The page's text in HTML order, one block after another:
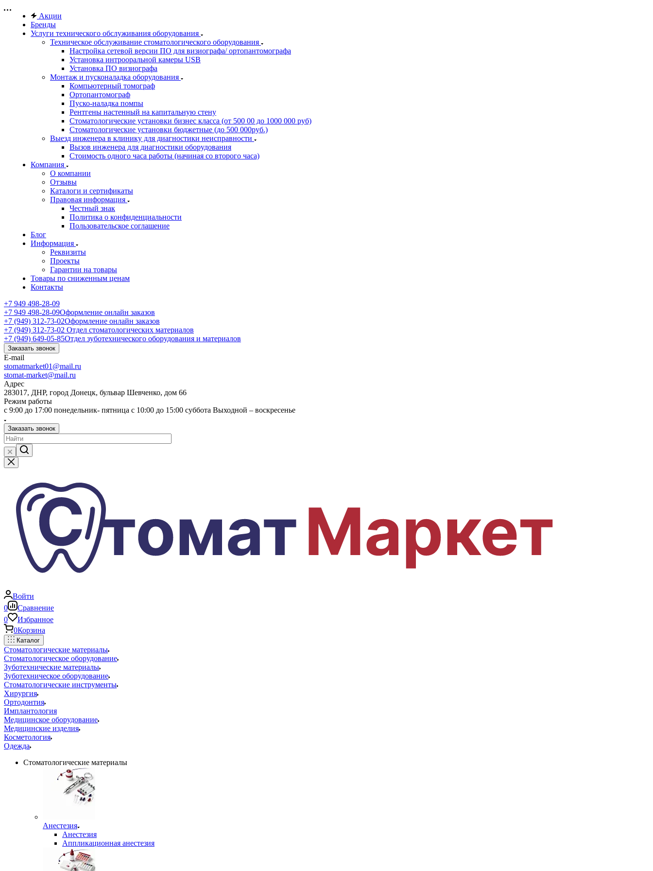
Акции
Бренды
Услуги технического обслуживания оборудования
Техническое обслуживание стоматологического оборудования
Настройка сетевой версии ПО для визиографа/ ортопантомографа
Установка интрооральной камеры USB
Установка ПО визиографа
Монтаж и пусконаладка оборудования
Компьютерный томограф
Ортопантомограф
Пуско-наладка помпы
Рентгены настенный на капитальную стену
Стоматологические установки бизнес класса (от 500 00 до 1000 000 руб)
Стоматологические установки бюджетные (до 500 000руб.)
Выезд инженера в клинику для диагностики неисправности
Вызов инженера для диагностики оборудования
Стоимость одного часа работы (начиная со второго часа)
Компания
О компании
Отзывы
Каталоги и сертификаты
Правовая информация
Честный знак
Политика о конфиденциальности
Пользовательское соглашение
Блог
Информация
Реквизиты
Проекты
Гарантии на товары
Товары по сниженным ценам
Контакты
+7 949 498-28-09
+7 949 498-28-09Оформление онлайн заказов
+7 (949) 312-73-02Оформление онлайн заказов
+7 (949) 312-73-02 Отдел стоматологических материалов
+7 (949) 649-05-85Отдел зуботехнического оборудования и материалов
Заказать звонок
E-mail
stomatmarket01@mail.ru
stomat-market@mail.ru
Адрес
283017, ДНР, город Донецк, бульвар Шевченко, дом 66
Режим работы
с 9:00 до 17:00 понедельник- пятница с 10:00 до 15:00 суббота Выходной – воскресенье
Заказать звонок
Войти
0
Сравнение
0
Избранное
0Корзина
Каталог
Стоматологические материалы
Стоматологическое оборудование
Зуботехнические материалы
Зуботехническое оборудование
Стоматологические инструменты
Хирургия
Ортодонтия
Имплантология
Медицинское оборудование
Медицинские изделия
Косметология
Одежда
Стоматологические материалы
Анестезия
Анестезия
Аппликационная анестезия